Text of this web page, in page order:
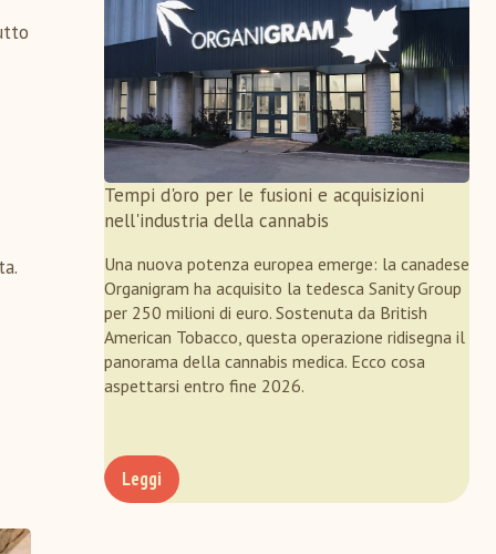
Tempi d'oro per le fusioni e acquisizioni
nell'industria della cannabis
Una nuova potenza europea emerge: la canadese
Organigram ha acquisito la tedesca Sanity Group
per 250 milioni di euro. Sostenuta da British
American Tobacco, questa operazione ridisegna il
panorama della cannabis medica. Ecco cosa
aspettarsi entro fine 2026.
Leggi